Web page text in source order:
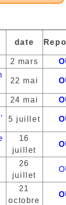
date
2 mars
22 mai
24 mai
5 juillet
16
juillet
26
juillet
21
octobre